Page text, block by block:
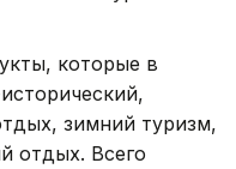
которые в
зимний туризм,
отдых. Всего